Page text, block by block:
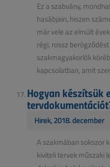
Ez a szabvány,
hasábjain, hiszen
már vele az elmúlt
régi, rossz
szakmagyakorlók
kapcsolatban, amit
Hogyan készítsük
Hírek, 2018. december
A szakmában sokszor
kiviteli tervek műszaki